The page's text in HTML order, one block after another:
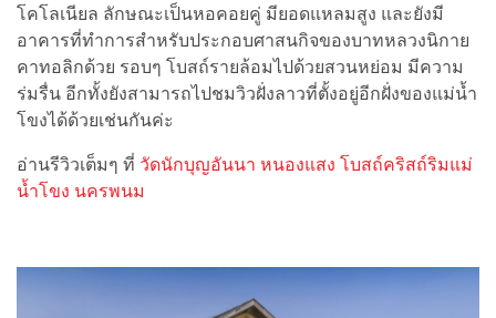
โคโลเนียล ลักษณะเป็นหอคอยคู่ มียอดแหลมสูง และยังมี
อาคารที่ทำการสำหรับประกอบศาสนกิจของบาทหลวงนิกาย
คาทอลิกด้วย รอบๆ โบสถ์รายล้อมไปด้วยสวนหย่อม มีความ
ร่มรื่น อีกทั้งยังสามารถไปชมวิวฝั่งลาวที่ตั้งอยู่อีกฝั่งของแม่น้ำ
โขงได้ด้วยเช่นกันค่ะ
อ่านรีวิวเต็มๆ ที่ วัดนักบุญอันนา หนองแสง โบสถ์คริสถ์ริมแม่
น้ำโขง นครพนม